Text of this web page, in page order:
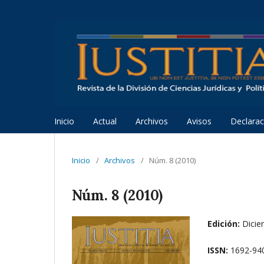
Inicio Actual Archivos Avisos
Inicio / Archivos / Núm. 8 (2010)
Núm. 8 (2010)
Edición:
ISSN: 1692-